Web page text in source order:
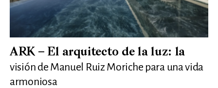
ARK – El arquitecto de la luz: la
visión de Manuel Ruiz Moriche para una vida
armoniosa